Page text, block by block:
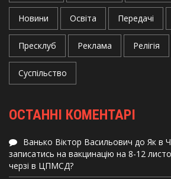
Новини Освіта Передачі
Пресклуб Реклама Релігія
Суспільство
ОСТАННІ КОМЕНТАРІ
Ванько Віктор Васильович до Як в
записатись на вакцинацію на 8-12
черзі в ЦПМСД?